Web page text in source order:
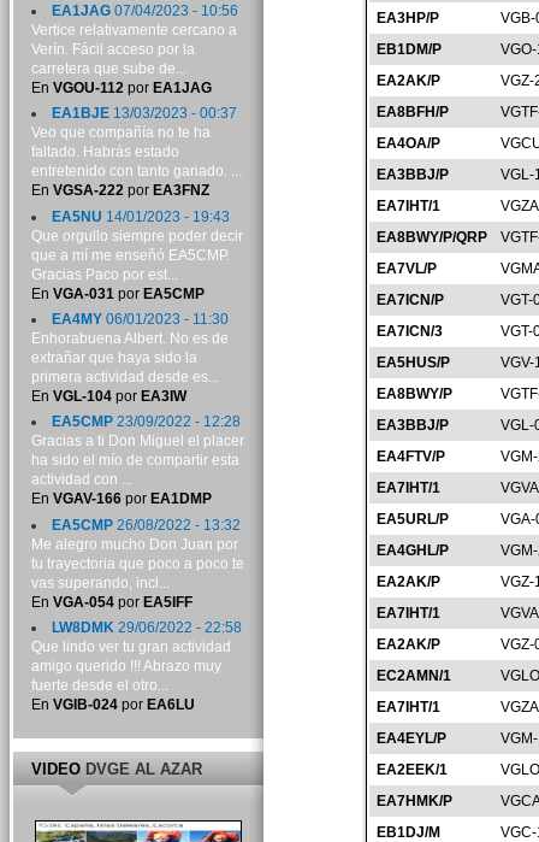
EA3HP/P
EB1DM/P
EA2AK/P
VGZ-
EA8BFH/P
EA4OA/P
EA3BBJ/P
VGL-
EA7IHT/1
EA8BWY/P/QRP
EA7VL/P
EA7ICN/P
VGT-
EA7ICN/3
VGT-
EA5HUS/P
VGV-
EA8BWY/P
EA3BBJ/P
VGL-
EA4FTV/P
EA7IHT/1
EA5URL/P
EA4GHL/P
EA2AK/P
VGZ-
EA7IHT/1
EA2AK/P
VGZ-
EC2AMN/1
EA7IHT/1
EA4EYL/P
EA2EEK/1
EA7HMK/P
EB1DJ/M
EA1JAG07/04/2023 - 10:56
Vertice relativamente cercano a
Verín. Fácil acceso por la
carretera que sube de...
En VGOU-112por EA1JAG
EA1BJE13/03/2023 - 00:37
Veo que compañía no te ha
faltado. Habrás estado
entretenido con tanto ganado. ...
En VGSA-222por EA3FNZ
EA5NU 14/01/2023 - 19:43
Que orgullo siempre poder decir
que a mí me enseñó EA5CMP.
Gracias Paco por est...
En VGA-031 por EA5CMP
EA4MY06/01/2023 - 11:30
Enhorabuena Albert. No es de
extrañar que haya sido la
primera actividad desde es...
En VGL-104por EA3IW
EA5CMP23/09/2022 - 12:28
Gracias a ti Don Miguel el placer
ha sido el mío de compartir esta
actividad con ...
En VGAV-166por EA1DMP
EA5CMP26/08/2022 - 13:32
Me alegro mucho Don Juan por
tu trayectoria que poco a poco te
vas superando, incl...
En VGA-054por EA5IFF
LW8DMK29/06/2022 - 22:58
Que lindo ver tu gran actividad
amigo querido !!! Abrazo muy
fuerte desde el otro...
En VGIB-024por EA6LU
VIDEODVGE AL AZAR